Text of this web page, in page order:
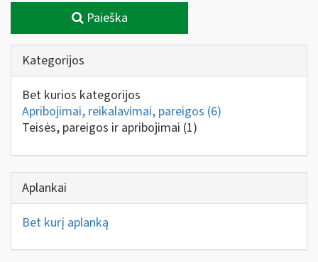
Paieška
Kategorijos
Bet kurios kategorijos
Apribojimai, reikalavimai, pareigos (6)
Teisės, pareigos ir apribojimai (1)
Aplankai
Bet kurį aplanką